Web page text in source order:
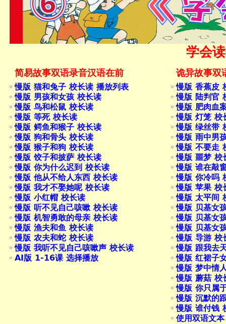
学会
简易故事双语录音汉语在前
慢版 猫和兔子 校长读 播放列表
慢版 男孩和女孩 校长读
慢版 鸟和松鼠 校长读
慢版 等死 校长读
慢版 鳄鱼和猴子 校长读
慢版 狗和骨头 校长读
慢版 猴子和狗 校长读
慢版 饺子和披萨 校长读
慢版 你为什么迟到 校长读
慢版 他从不给人东西 校长读
慢版 我才不娶她呢 校长读
慢版 小红帽 校长读
慢版 听不见自己咳嗽 校长读
慢版 机智勇敢的母亲 校长读
慢版 渔夫和鱼 校长读
慢版 农夫和蛇 校长读
慢版 我听不见自己咳嗽声 校长读
AI版 1-16课 选择播放
诡异故事双
慢版 香蕉皮
慢版 陆判官
慢版 肥肉血
慢版 灯笼 校
慢版 绿丝带
慢版 雨中男
慢版 不要走
慢版 噩梦 校
慢版 谁在敲
慢版 你冷吗
慢版 苹果 校
慢版 太平间
慢版 贝基女
慢版 贝基女
慢版 贝基女
慢版 导游 校
慢版 跟我去
慢版 红裙子
慢版 梦中情
慢版 蘑菇 校
慢版 你只属
慢版 沉默的
慢版 谁付钱
使用双语文